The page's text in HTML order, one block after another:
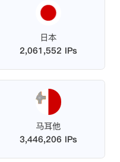
日本
2,061,552 IPs
马耳他
3,446,206 IPs